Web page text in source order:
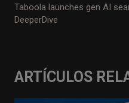
Taboola launches gen AI
DeeperDive
ARTÍCULOS